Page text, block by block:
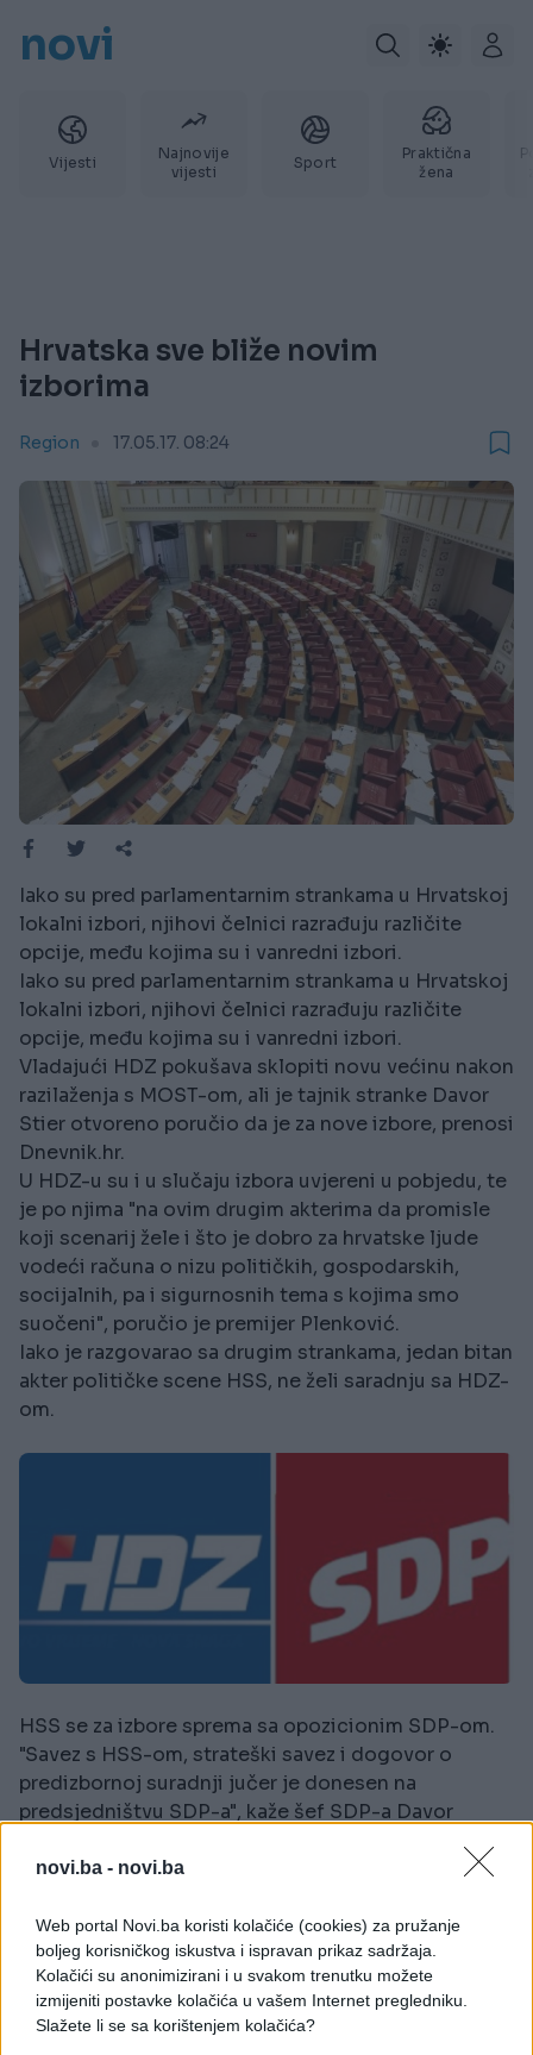
novi.ba - novi.ba
Web portal Novi.ba koristi kolačiće (cookies) za pružanje
boljeg korisničkog iskustva i ispravan prikaz sadržaja.
Kolačići su anonimizirani i u svakom trenutku možete
izmijeniti postavke kolačića u vašem Internet pregledniku.
Slažete li se sa korištenjem kolačića?
novi
Vijesti
Najnovije
vijesti
Sport
Praktična
žena
Hrvatska sve bliže novim
izborima
Region 17.05.17. 08:24
Iako su pred parlamentarnim strankama u Hrvatskoj
lokalni izbori, njihovi čelnici razrađuju različite
opcije, među kojima su i vanredni izbori.
Iako su pred parlamentarnim strankama u Hrvatskoj
lokalni izbori, njihovi čelnici razrađuju različite
opcije, među kojima su i vanredni izbori.
Vladajući HDZ pokušava sklopiti novu većinu nakon
razilaženja s MOST-om, ali je tajnik stranke Davor
Stier otvoreno poručio da je za nove izbore, prenosi
Dnevnik.hr.
U HDZ-u su i u slučaju izbora uvjereni u pobjedu, te
je po njima "na ovim drugim akterima da promisle
koji scenarij žele i što je dobro za hrvatske ljude
vodeći računa o nizu političkih, gospodarskih,
socijalnih, pa i sigurnosnih tema s kojima smo
suočeni", poručio je premijer Plenković.
Iako je razgovarao sa drugim strankama, jedan bitan
akter političke scene HSS, ne želi saradnju sa HDZ-
om.
HSS se za izbore sprema sa opozicionim SDP-om.
"Savez s HSS-om, strateški savez i dogovor o
predizbornoj suradnji jučer je donesen na
predsjedništvu SDP-a", kaže šef SDP-a Davor
Iz HSS-a smatraju da su ovim na dobitku, jer
tada vodio Zoran Milanović, na listama su imali pet
pozicija, sada im se nudi šest. Ipak konačnu odluku
trebaju donijeti organi stranke, a ne sam
predsjednik Krešo Beljak.
Predsjednik HNS-a Ivan Vrdoljak poručio je kako će